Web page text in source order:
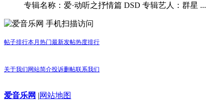
专辑名称：爱·动听之抒情篇 DSD 专辑艺人：群星 ...
手机扫描访问
帖子排行本月热门最新发帖热度排行
关于我们 网站简介投诉删帖联系我们
爱音乐网 |网站地图